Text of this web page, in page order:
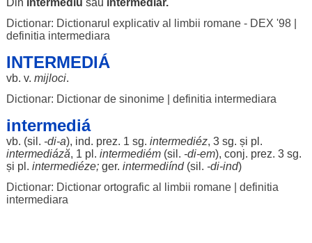
Din intermediu sau intermediar.
Dictionar: Dictionarul explicativ al limbii romane - DEX '98|
definitia intermediara
INTERMEDIÁ
vb. v. mijloci.
Dictionar: Dictionar de sinonime| definitia intermediara
intermediá
vb. (sil . -di-a), ind. prez. 1 sg. intermediéz, 3 sg. și pl.
intermediáză, 1 pl. intermediém(sil . -di-em), conj. prez. 3 sg.
și pl. intermediéze; ger. intermediínd(sil . -di-ind)
Dictionar: Dictionar ortografic al limbii romane| definitia
intermediara